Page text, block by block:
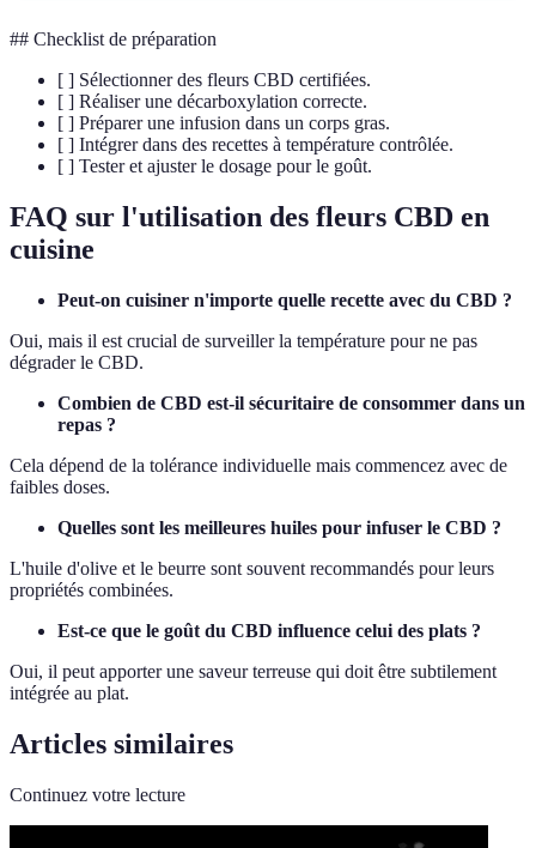
## Checklist de préparation
[ ] Sélectionner des fleurs CBD certifiées.
[ ] Réaliser une décarboxylation correcte.
[ ] Préparer une infusion dans un corps gras.
[ ] Intégrer dans des recettes à température contrôlée.
[ ] Tester et ajuster le dosage pour le goût.
FAQ sur l'utilisation des fleurs CBD en
cuisine
Peut-on cuisiner n'importe quelle recette avec du CBD ?
Oui, mais il est crucial de surveiller la température pour ne pas
dégrader le CBD.
Combien de CBD est-il sécuritaire de consommer dans un
repas ?
Cela dépend de la tolérance individuelle mais commencez avec de
faibles doses.
Quelles sont les meilleures huiles pour infuser le CBD ?
L'huile d'olive et le beurre sont souvent recommandés pour leurs
propriétés combinées.
Est-ce que le goût du CBD influence celui des plats ?
Oui, il peut apporter une saveur terreuse qui doit être subtilement
intégrée au plat.
Articles similaires
Continuez votre lecture